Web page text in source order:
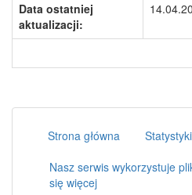
Data ostatniej
aktualizacji:
Strona główna Statystyki
Nasz serwis wykorzystuje
się więcej